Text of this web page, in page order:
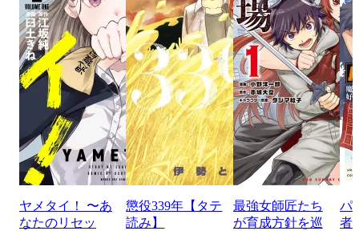
ヤメタイ！ 〜あ
なたのリセッ
懲役339年【タテ
読み】
最強女師匠たち
が育成方針を巡
パ
者